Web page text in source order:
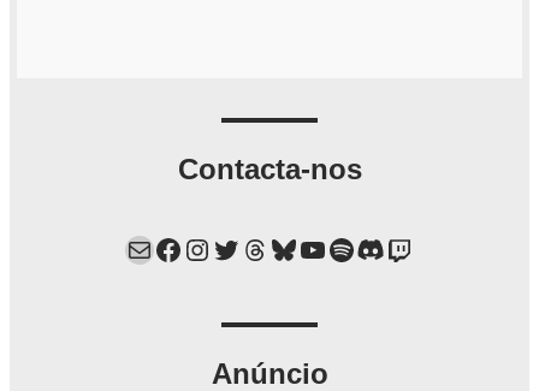
Contacta-nos
Mail Facebook Instagram Twitter Threads Bluesky YouTube Spotify Discord Twitch
Anúncio